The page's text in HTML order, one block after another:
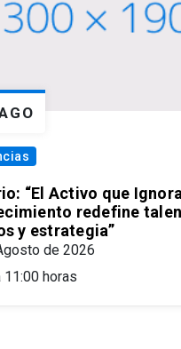
“El Activo que
redefine
y estrategia”
de 2026
11:00 horas